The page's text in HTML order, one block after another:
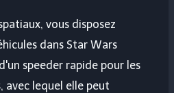
vous disposez
dans Star Wars
speeder rapide pour les
avec lequel elle peut